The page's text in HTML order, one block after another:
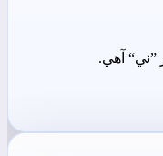
آھي.